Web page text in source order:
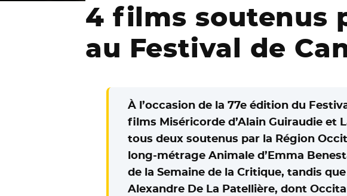
4 films soutenus
au Festival de
À l’occasion de la 77e édition du
films Miséricorde d’Alain Guiraudie et
tous deux soutenus par la Région
long-métrage Animale d’Emma
de la Semaine de la Critique, tandis
Alexandre De La Patellière, dont